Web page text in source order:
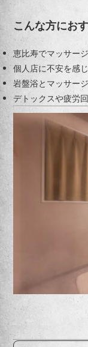
こんな方にお
恵比寿でマッサー
個人店に不安を感
岩盤浴とマッサー
デトックスや疲労